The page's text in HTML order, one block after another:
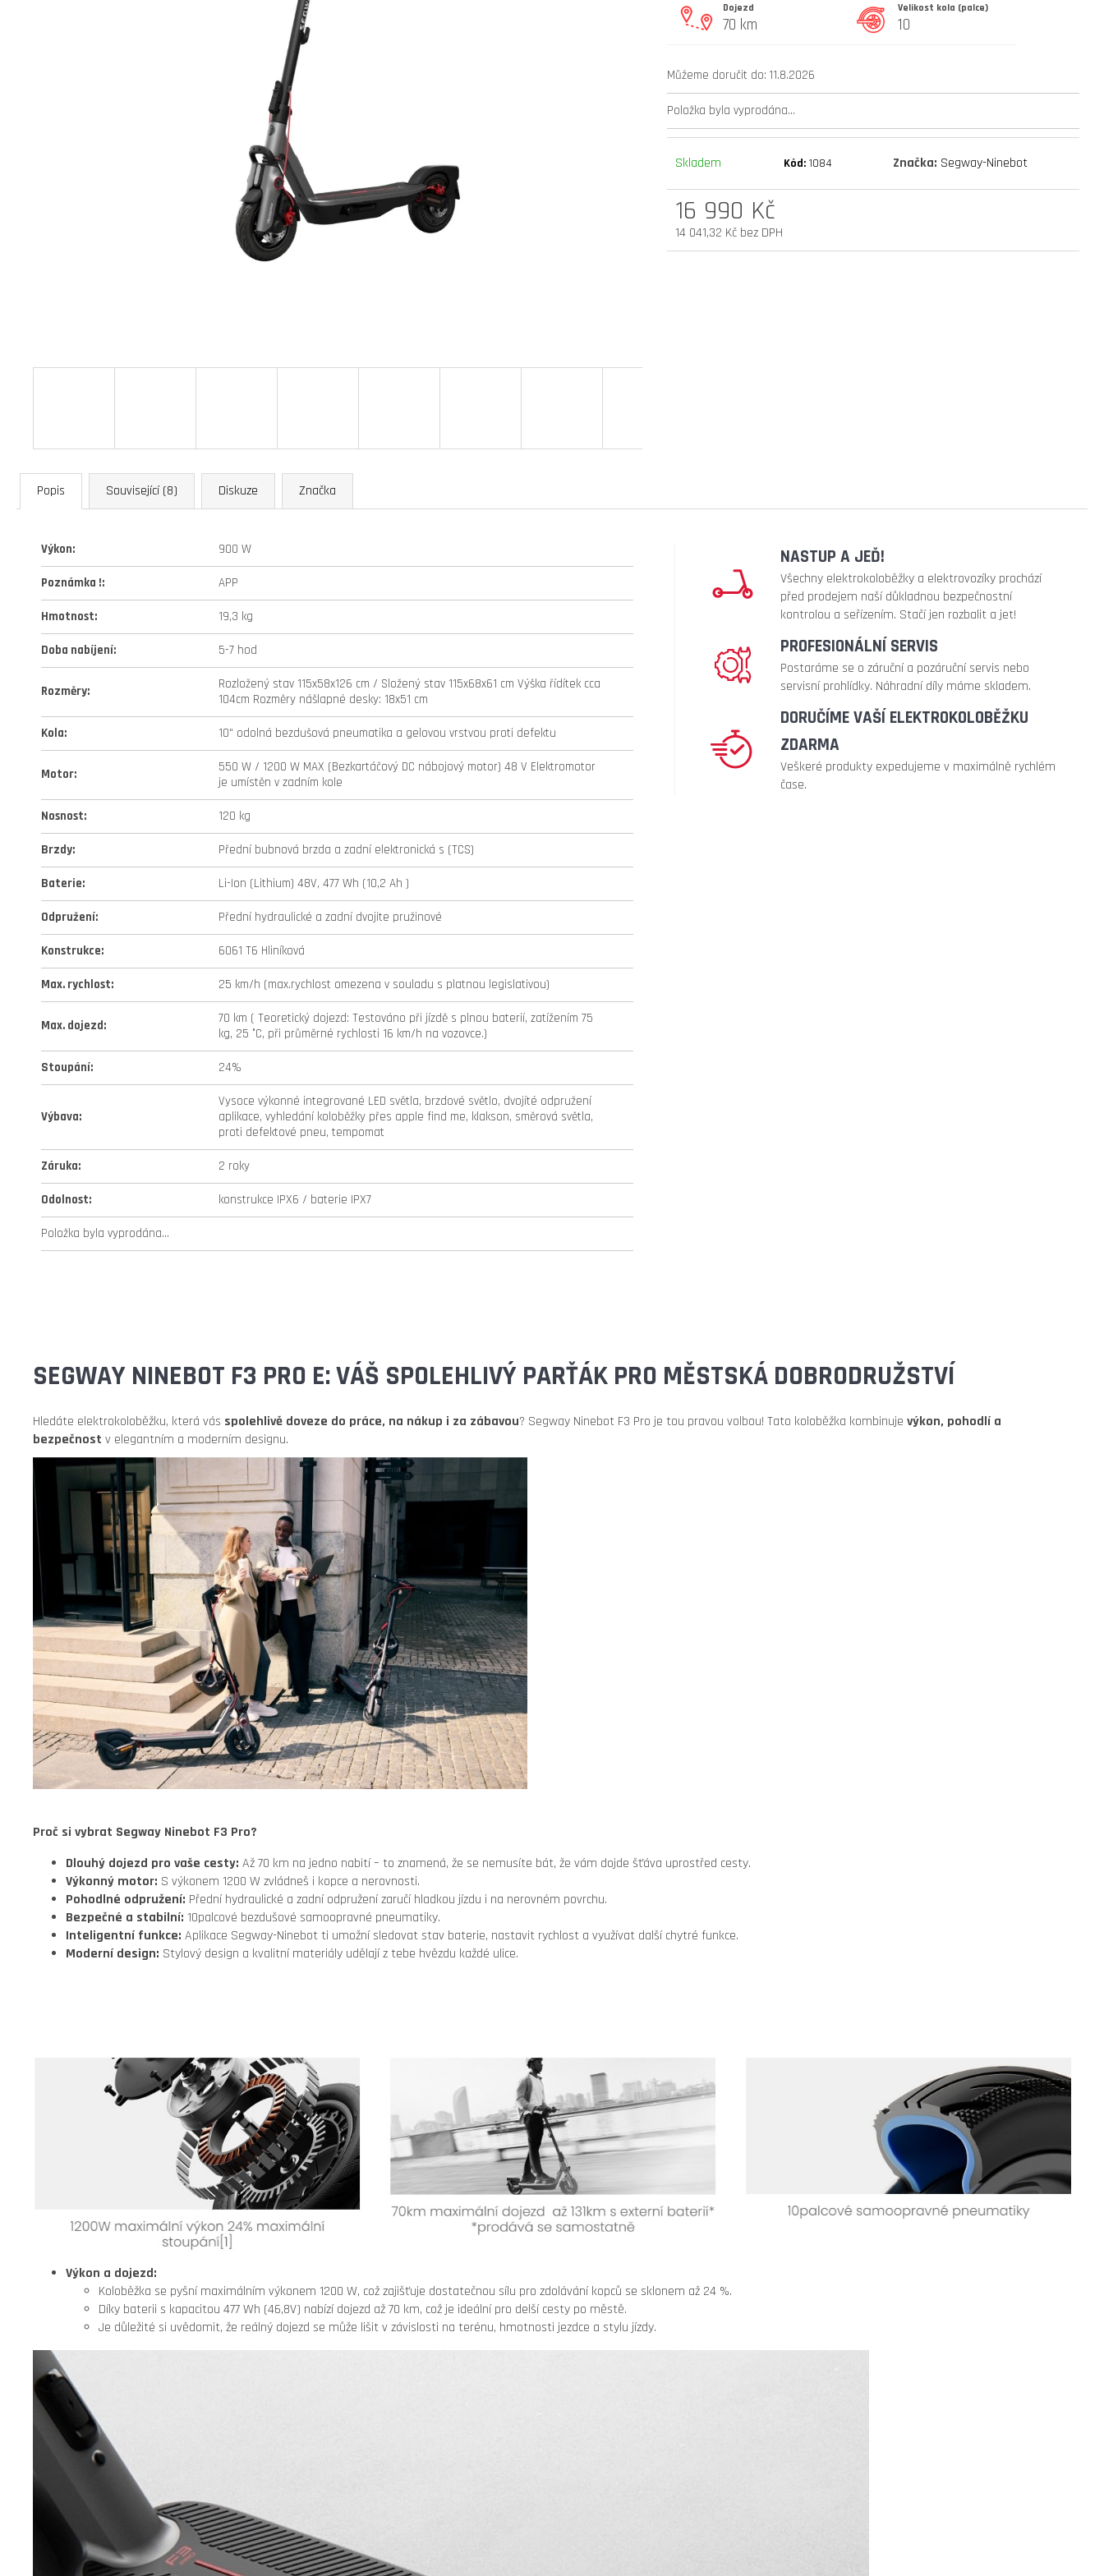
Dojezd
70 km
Velikost kola (palce)
10
Můžeme doručit do: 11.8.2026
Položka byla vyprodána…
Skladem Kód: 1084 Značka: Segway-Ninebot
16 990 Kč
14 041,32 Kč bez DPH
Měrná
Popis Související (8) Diskuze Značka
Výkon: 900 W
Poznámka !: APP
Hmotnost: 19,3 kg
Doba nabíjení: 5-7 hod
Rozměry:
Rozložený stav 115x58x126 cm / Složený stav 115x68x61 cm Výška řídítek cca
104cm Rozměry nášlapné desky: 18x51 cm
Kola: 10" odolná bezdušová pneumatika a gelovou vrstvou proti defektu
Motor:
550 W / 1200 W MAX (Bezkartáčový DC nábojový motor) 48 V Elektromotor
je umístěn v zadním kole
Nosnost: 120 kg
Brzdy: Přední bubnová brzda a zadní elektronická s (TCS)
Baterie: Li-Ion (Lithium) 48V, 477 Wh (10,2 Ah )
Odpružení: Přední hydraulické a zadní dvojite pružinové
Konstrukce: 6061 T6 Hliníková
Max. rychlost: 25 km/h (max.rychlost omezena v souladu s platnou legislativou)
Max. dojezd:
70 km ( Teoretický dojezd: Testováno při jízdě s plnou baterií, zatížením 75
kg, 25 °C, při průměrné rychlosti 16 km/h na vozovce.)
Stoupání: 24%
Výbava:
Vysoce výkonné integrované LED světla, brzdové světlo, dvojíté odpružení
aplikace, vyhledání koloběžky přes apple find me, klakson, směrová světla,
proti defektové pneu, tempomat
Záruka: 2 roky
Odolnost: konstrukce IPX6 / baterie IPX7
Položka byla vyprodána…
NASTUP A JEĎ!
Všechny elektrokoloběžky a elektrovozíky prochází
před prodejem naší důkladnou bezpečnostní
kontrolou a seřízením. Stačí jen rozbalit a jet!
PROFESIONÁLNÍ SERVIS
Postaráme se o záruční a pozáruční servis nebo
servisní prohlídky. Náhradní díly máme skladem.
DORUČÍME VAŠÍ ELEKTROKOLOBĚŽKU
ZDARMA
Veškeré produkty expedujeme v maximálně rychlém
čase.
SEGWAY NINEBOT F3 PRO E: VÁŠ SPOLEHLIVÝ PARŤÁK PRO MĚSTSKÁ DOBRODRUŽSTVÍ
Hledáte elektrokoloběžku, která vás spolehlivě doveze do práce, na nákup i za zábavou? Segway Ninebot F3 Pro je tou pravou volbou! Tato koloběžka kombinuje výkon, pohodlí a
bezpečnost v elegantním a moderním designu.
Proč si vybrat Segway Ninebot F3 Pro?
Dlouhý dojezd pro vaše cesty: Až 70 km na jedno nabití – to znamená, že se nemusíte bát, že vám dojde šťáva uprostřed cesty.
Výkonný motor: S výkonem 1200 W zvládneš i kopce a nerovnosti.
Pohodlné odpružení: Přední hydraulické a zadní odpružení zaručí hladkou jízdu i na nerovném povrchu.
Bezpečné a stabilní: 10palcové bezdušové samoopravné pneumatiky.
Inteligentní funkce: Aplikace Segway-Ninebot ti umožní sledovat stav baterie, nastavit rychlost a využívat další chytré funkce.
Moderní design: Stylový design a kvalitní materiály udělají z tebe hvězdu každé ulice.
Výkon a dojezd:
Koloběžka se pyšní maximálním výkonem 1200 W, což zajišťuje dostatečnou sílu pro zdolávání kopců se sklonem až 24 %.
Díky baterii s kapacitou 477 Wh (46,8V) nabízí dojezd až 70 km, což je ideální pro delší cesty po městě.
Je důležité si uvědomit, že reálný dojezd se může lišit v závislosti na terénu, hmotnosti jezdce a stylu jízdy.
elektrokoloběžka inokim ox super 23ah lg
elektrokoloběžka mantis 10 eco 800 facelift
33 990 Kč